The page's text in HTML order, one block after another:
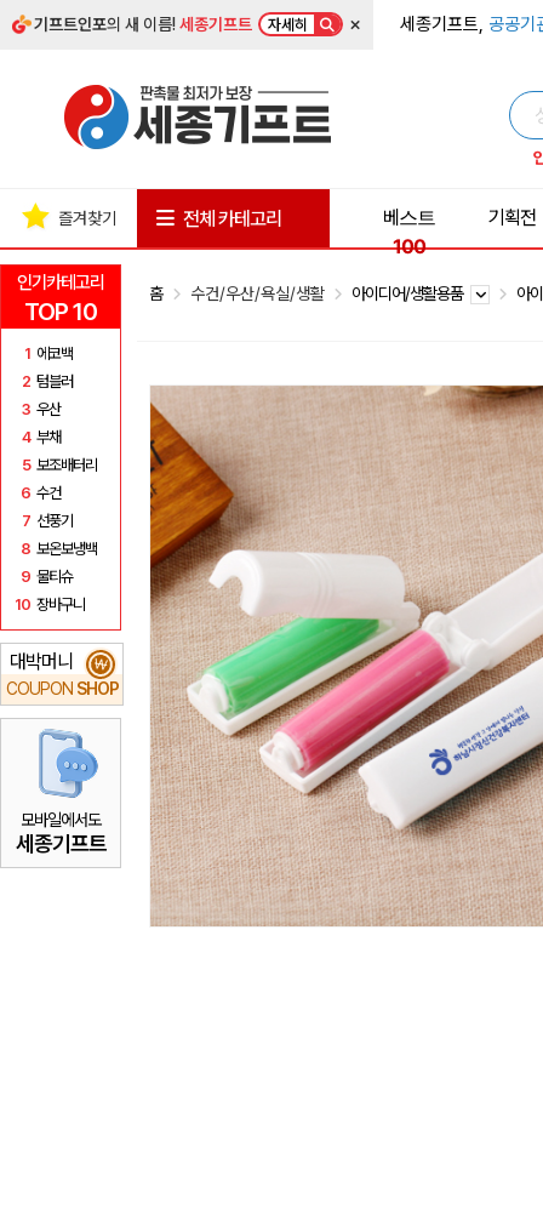
기프트인포의 새 이름!세종기프트 자세히 × 세종기프트, 공공기
인기카테고리
TOP 10
1 에코백
2 텀블러
3 우산
4 부채
5 보조배터리
6 수건
7 선풍기
8 보온보냉백
9 물티슈
10 장바구니
대박머니
COUPON SHOP
₩
모바일에서도
세종기프트
즐겨찾기 전체 카테고리
베스트
100
기획전
홈 수건/우산/욕실/생활 아이디어/생활용품 아